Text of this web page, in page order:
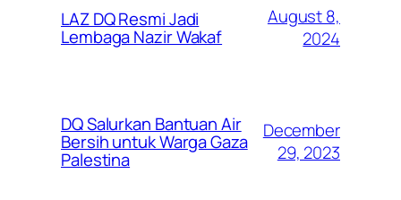
LAZ DQ Resmi Jadi
Lembaga Nazir Wakaf
August 8,
2024
DQ Salurkan Bantuan Air
Bersih untuk Warga Gaza
Palestina
December
29, 2023